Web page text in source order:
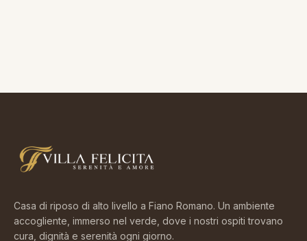
Casa di riposo di alto livello a Fiano Romano. Un ambiente
accogliente, immerso nel verde, dove i nostri ospiti trovano
cura, dignità e serenità ogni giorno.